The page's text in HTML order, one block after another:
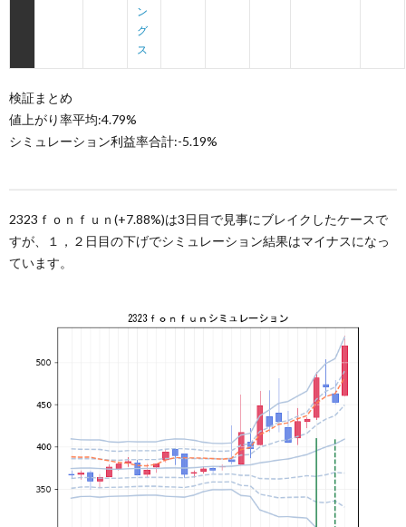
ン
グ
ス
検証まとめ
値上がり率平均:4.79%
シミュレーション利益率合計:-5.19%
2323ｆｏｎｆｕｎ(+7.88%)は3日目で見事にブレイクしたケースで
すが、１，２日目の下げでシミュレーション結果はマイナスになっ
ています。